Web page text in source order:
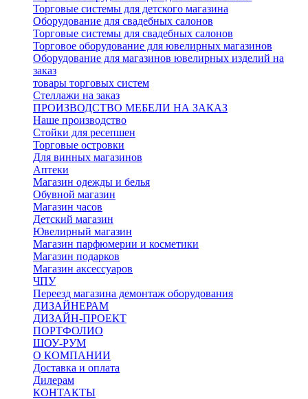
Торговые системы для детского магазина
Оборудование для свадебных салонов
Торговые системы для свадебных салонов
Торговое оборудование для ювелирных магазинов
Оборудование для магазинов ювелирных изделий на
заказ
товары торговых систем
Стеллажи на заказ
ПРОИЗВОДСТВО МЕБЕЛИ НА ЗАКАЗ
Наше производство
Стойки для ресепшен
Торговые островки
Для винных магазинов
Аптеки
Магазин одежды и белья
Обувной магазин
Магазин часов
Детский магазин
Ювелирный магазин
Магазин парфюмерии и косметики
Магазин подарков
Магазин аксессуаров
ЧПУ
Переезд магазина демонтаж оборудования
ДИЗАЙНЕРАМ
ДИЗАЙН-ПРОЕКТ
ПОРТФОЛИО
ШОУ-РУМ
О КОМПАНИИ
Доставка и оплата
Дилерам
КОНТАКТЫ